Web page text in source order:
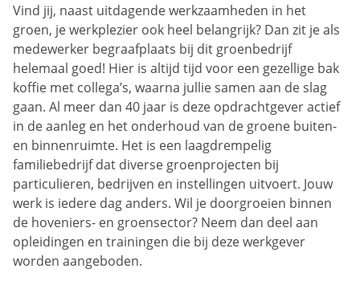
Vind jij, naast uitdagende werkzaamheden in het
groen, je werkplezier ook heel belangrijk? Dan zit je als
medewerker begraafplaats bij dit groenbedrijf
helemaal goed! Hier is altijd tijd voor een gezellige bak
koffie met collega’s, waarna jullie samen aan de slag
gaan. Al meer dan 40 jaar is deze opdrachtgever actief
in de aanleg en het onderhoud van de groene buiten-
en binnenruimte. Het is een laagdrempelig
familiebedrijf dat diverse groenprojecten bij
particulieren, bedrijven en instellingen uitvoert. Jouw
werk is iedere dag anders. Wil je doorgroeien binnen
de hoveniers- en groensector? Neem dan deel aan
opleidingen en trainingen die bij deze werkgever
worden aangeboden.